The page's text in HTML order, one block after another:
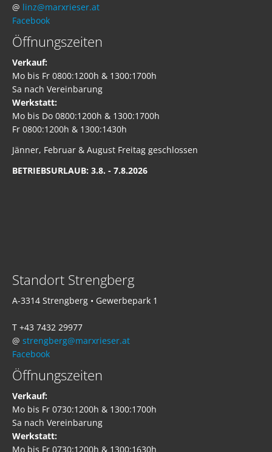
@ linz@marxrieser.at
Facebook
Öffnungszeiten
Verkauf:
Mo bis Fr 0800:1200h & 1300:1700h
Sa nach Vereinbarung
Werkstatt:
Mo bis Do 0800:1200h & 1300:1700h
Fr 0800:1200h & 1300:1430h
Jänner, Februar & August Freitag geschlossen
BETRIEBSURLAUB: 3.8. - 7.8.2026
Standort Strengberg
A-3314 Strengberg • Gewerbepark 1
T +43 7432 29977
@ strengberg@marxrieser.at
Facebook
Öffnungszeiten
Verkauf:
Mo bis Fr 0730:1200h & 1300:1700h
Sa nach Vereinbarung
Werkstatt:
Mo bis Fr 0730:1200h & 1300:1630h